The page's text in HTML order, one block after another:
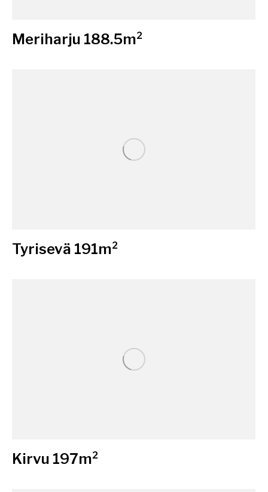
Meriharju 188.5m²
Tyrisevä 191m²
Kirvu 197m²